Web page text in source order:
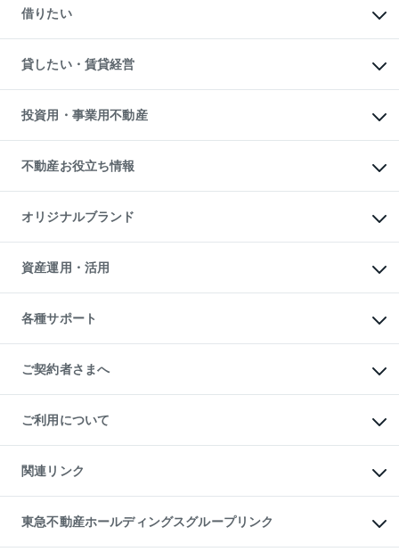
中古一戸建ての購入
不動産購入の流れ
注目キーワード物件特集
購入ガイド
English 繁体中文簡体中文
一戸建ての売却・査定
土地の売却・査定
スピードAI査定
不動産査定について
不動産売却の流れ
不動産買換えの流れ
売却ガイド
借りたい
オフィス・店舗の賃貸
借りるときの流れ
借りるガイド
貸したい・賃貸経営
マンション賃料データ
賃貸管理プラン
リロケーションについて
貸すガイド
投資用・事業用不動産
事業用不動産
マンション投資
投資用マンション
アパート経営
収益物件
ビル購入（ビル一棟）
投資用不動産の売却査定
事業用不動産の売却査定
不動産お役立ち情報
マンションライブラリー
人気マンションランキング
暮らしに役立つ不動産メディア
不動産相場・不動産価格情報
不動産コラム・ニュース
不動産用語集
不動産なんでもネット相談室
住まいの税金
オリジナルブランド
一棟リノベーションマンション
L`GENTE（ルジェンテ）
区分リノベーションマンション
投資用一棟レジデンスWELL
不動産小口投資
LEGACIA（レガシア）
資産運用・活用
不動産M&A
アセットマネジメント・出資
各種サポート
相続サポート
リフォームサポート
ご契約者さまへ
ご紹介・再契約特典
入居者様専用-各種ご案内（賃貸）
東急こすもす会「こすもすWeb」
ご利用について
金融商品取引について
東急リバブル ソーシャルメディアポリシー
ご意見・お問い合わせ（金融商品取引専用の相談・お問い合わせ窓口）
ダイレクトメール（郵送物）・Eメールなどの送付停止について
関連リンク
これからご結婚される方に東急百貨店のブライダルクラブ
人材サービスのご用命は 東急リバブルスタッフ株式会社まで
東北の逸品を贈ります 東北すぐれものセレクション
東急不動産ホールディングスグループリンク